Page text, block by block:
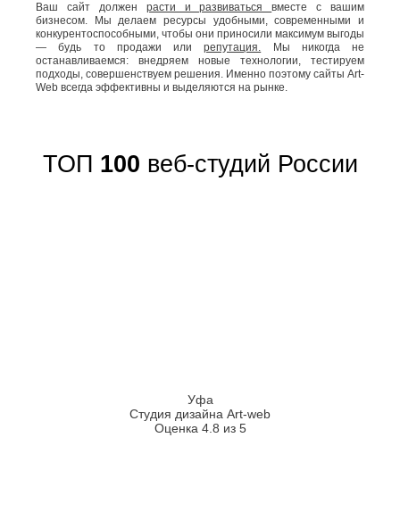
Ваш сайт должен расти и развиватьсявместе с вашим
бизнесом. Мы делаем ресурсы удобными, современными и
конкурентоспособными, чтобы они приносили максимум выгоды
— будь то продажи илирепутация. Мы никогда не
останавливаемся: внедряем новые технологии, тестируем
подходы, совершенствуем решения. Именно поэтому сайты Art-
Web всегда эффективны и выделяются на рынке.
ТОП 100 веб-студий России
Уфа
Студия дизайна Art-web
Оценка 4.8 из 5